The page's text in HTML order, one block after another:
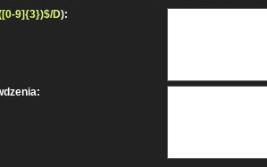
9]{3})$/D):